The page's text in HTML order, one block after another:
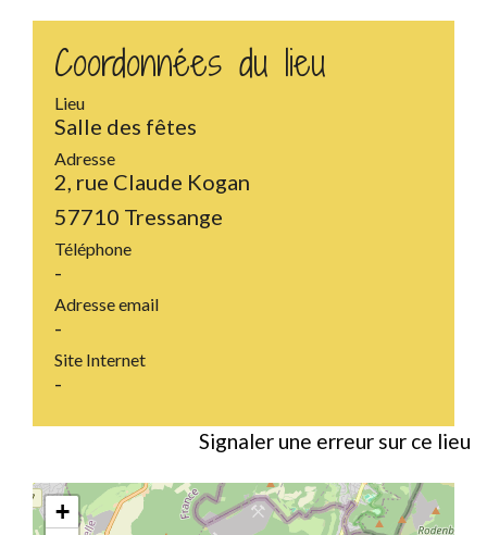
Coordonnées du lieu
Lieu
Salle des fêtes
Adresse
2, rue Claude Kogan
57710 Tressange
Téléphone
-
Adresse email
-
Site Internet
-
Signaler une erreur sur ce lieu
+